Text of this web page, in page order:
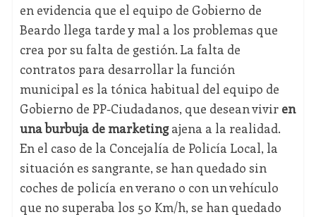
en evidencia que el equipo de Gobierno de
Beardo llega tarde y mal a los problemas que
crea por su falta de gestión. La falta de
contratos para desarrollar la función
municipal es la tónica habitual del equipo de
Gobierno de PP-Ciudadanos, que desean viviren
una burbuja de marketingajena a la realidad.
En el caso de la Concejalía de Policía Local, la
situación es sangrante, se han quedado sin
coches de policía en verano o con un vehículo
que no superaba los 50 Km/h, se han quedado